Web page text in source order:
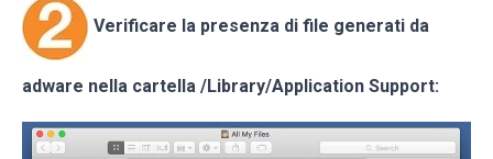
Verificare la presenza di file generati da
adware nella cartella /Library/Application Support: